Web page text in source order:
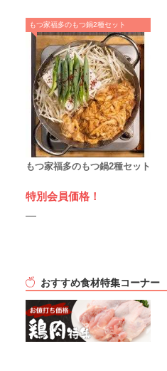
もつ家福多のもつ鍋2種セット
もつ家福多のもつ鍋2種セット
特別会員価格！
おすすめ食材特集コーナー